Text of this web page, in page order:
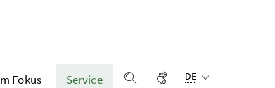
Fokus
Service
Gebärdensprache
DE